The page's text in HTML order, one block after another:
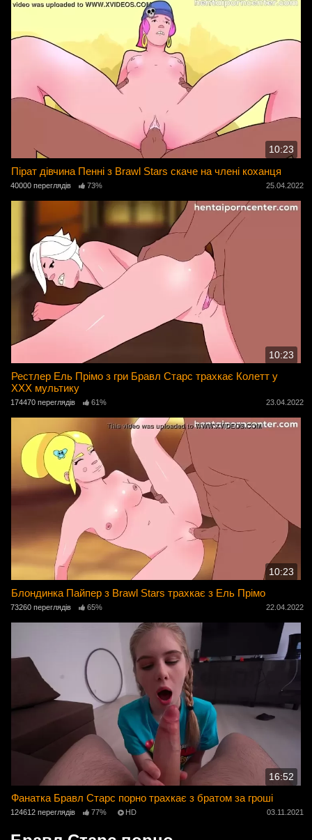
10:23
Пірат дівчина Пенні з Brawl Stars скаче на члені коханця
40000 переглядів 73% 25.04.2022
10:23
Рестлер Ель Прімо з гри Бравл Старс трахкає Колетт у
ХХХ мультику
174470 переглядів 61% 23.04.2022
10:23
Блондинка Пайпер з Brawl Stars трахкає з Ель Прімо
73260 переглядів 65% 22.04.2022
16:52
Фанатка Бравл Старс порно трахкає з братом за гроші
124612 переглядів 77% HD 03.11.2021